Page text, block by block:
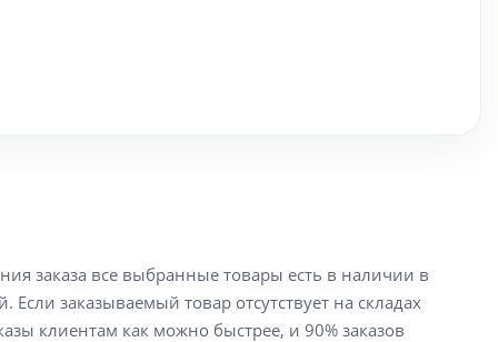
заказа все выбранные товары есть в наличии в
заказываемый товар отсутствует на складах
клиентам как можно быстрее, и 90% заказов